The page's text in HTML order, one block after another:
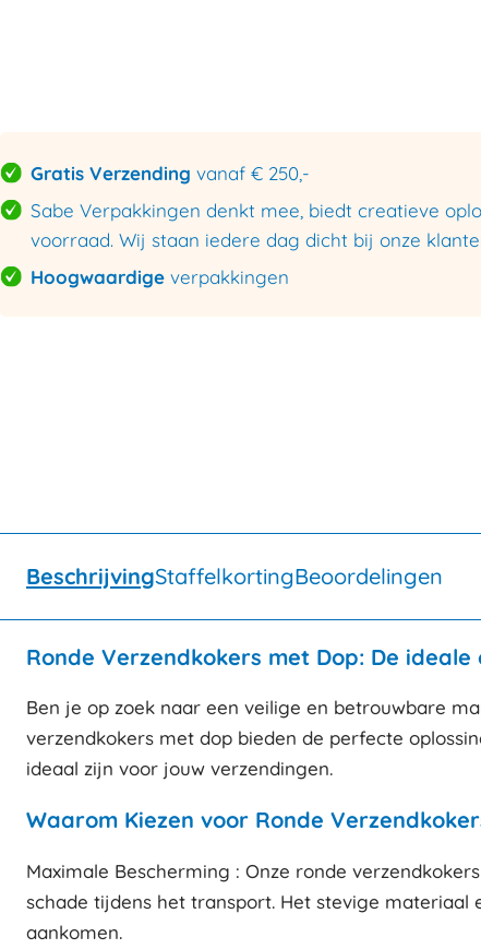
Gratis Verzending vanaf € 250,-
Sabe Verpakkingen denkt mee, biedt creatieve
voorraad. Wij staan iedere dag dicht bij onze
Hoogwaardige verpakkingen
BeschrijvingStaffelkortingBeoordelingen
Ronde Verzendkokers met Dop: De
Ben je op zoek naar een veilige en betrouwbare
verzendkokers met dop bieden de perfecte
ideaal zijn voor jouw verzendingen.
Waarom Kiezen voor Ronde
Maximale Bescherming : Onze ronde
schade tijdens het transport. Het stevige
aankomen.